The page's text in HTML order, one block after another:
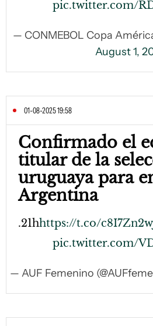
pic.twitter.com/
— CONMEBOL Copa
August 1,
01-08-2025 19:58
Confirmado el
titular de la
uruguaya para
Argentina
.21hhttps://t.co/
pic.twitter.com/
— AUF Femenino